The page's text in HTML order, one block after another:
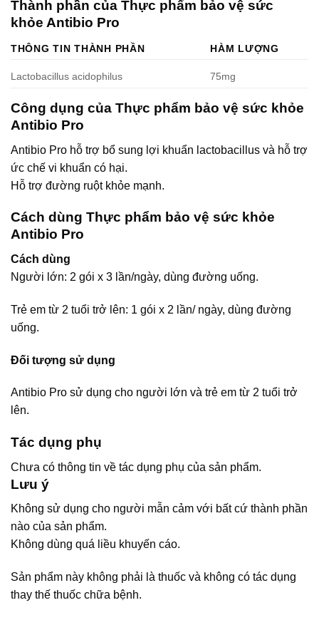
Thành phần của Thực phẩm bảo vệ sức
khỏe Antibio Pro
THÔNG TIN THÀNH PHẦN HÀM LƯỢNG
Lactobacillus acidophilus 75mg
Công dụng của Thực phẩm bảo vệ sức khỏe
Antibio Pro
Antibio Pro hỗ trợ bổ sung lợi khuẩn lactobacillus và hỗ trợ
ức chế vi khuẩn có hại.
Hỗ trợ đường ruột khỏe mạnh.
Cách dùng Thực phẩm bảo vệ sức khỏe
Antibio Pro
Cách dùng
Người lớn: 2 gói x 3 lần/ngày, dùng đường uống.
Trẻ em từ 2 tuổi trở lên: 1 gói x 2 lần/ ngày, dùng đường
uống.
Đối tượng sử dụng
Antibio Pro sử dụng cho người lớn và trẻ em từ 2 tuổi trở
lên.
Tác dụng phụ
Chưa có thông tin về tác dụng phụ của sản phẩm.
Lưu ý
Không sử dụng cho người mẫn cảm với bất cứ thành phần
nào của sản phẩm.
Không dùng quá liều khuyến cáo.
Sản phẩm này không phải là thuốc và không có tác dụng
thay thế thuốc chữa bệnh.